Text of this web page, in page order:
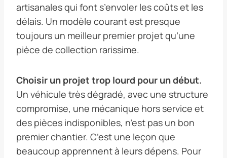
artisanales qui font s’envoler les coûts et les
délais. Un modèle courant est presque
toujours un meilleur premier projet qu’une
pièce de collection rarissime.
Choisir un projet trop lourd pour un début.
Un véhicule très dégradé, avec une structure
compromise, une mécanique hors service et
des pièces indisponibles, n’est pas un bon
premier chantier. C’est une leçon que
beaucoup apprennent à leurs dépens. Pour